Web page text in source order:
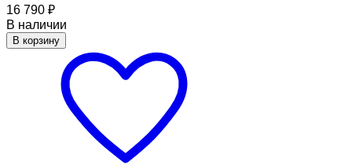
16 790 ₽
В наличии
В корзину